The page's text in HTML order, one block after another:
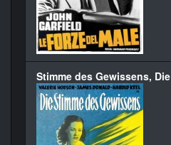
Stimme des Gewissens, Die